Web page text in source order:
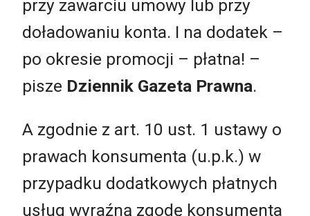
przy zawarciu umowy lub przy
doładowaniu konta. I na dodatek –
po okresie promocji – płatna! –
pisze Dziennik Gazeta Prawna.
A zgodnie z art. 10 ust. 1 ustawy o
prawach konsumenta (u.p.k.) w
przypadku dodatkowych płatnych
usług wyraźną zgodę konsumenta